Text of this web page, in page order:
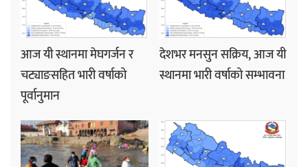
आज यी स्थानमा मेघगर्जन र
चट्याङसहित भारी वर्षाको
पूर्वानुमान
देशभर मनसुन सक्रिय, आज यी
स्थानमा भारी वर्षाको सम्भावना